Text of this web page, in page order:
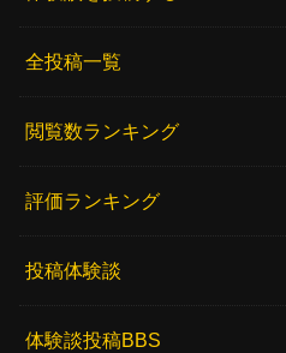
全投稿一覧
閲覧数ランキング
評価ランキング
投稿体験談
体験談投稿BBS